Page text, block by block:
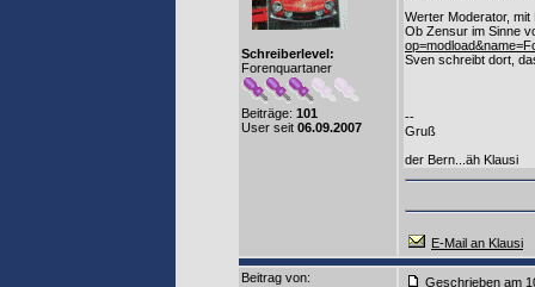
Schreiberlevel:
Forenquartaner
Beiträge: 101
User seit 06.09.2007
Werter Moderator,
Ob Zensur im Sinne
Sven schreibt dort,
--
Gruß
der Bern...äh Klausi
E-Mail an Klausi
Beitrag von:
Geschrieben am